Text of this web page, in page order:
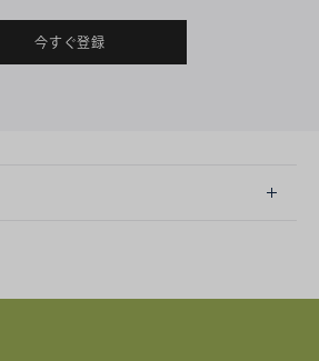
今すぐ登録